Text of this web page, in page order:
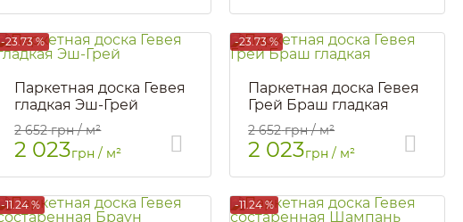
-23.73 %
Паркетная доска Гевея
гладкая Эш-Грей
2 652 грн / м²
2 023грн / м²
-23.73 %
Паркетная доска Гевея
Грей Браш гладкая
Артикул:: 3183
2 652 грн / м²
2 023грн / м²
-11.24 % -11.24 %